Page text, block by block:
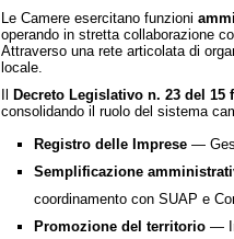
Le Camere esercitano funzioni
operando in stretta collaborazione
Attraverso una rete articolata di
locale.
Decreto Legislativo n. 23 del 15
consolidando il ruolo del sistema
Registro delle Imprese —
Semplificazione
coordinamento con SUAP e
Promozione del territorio —